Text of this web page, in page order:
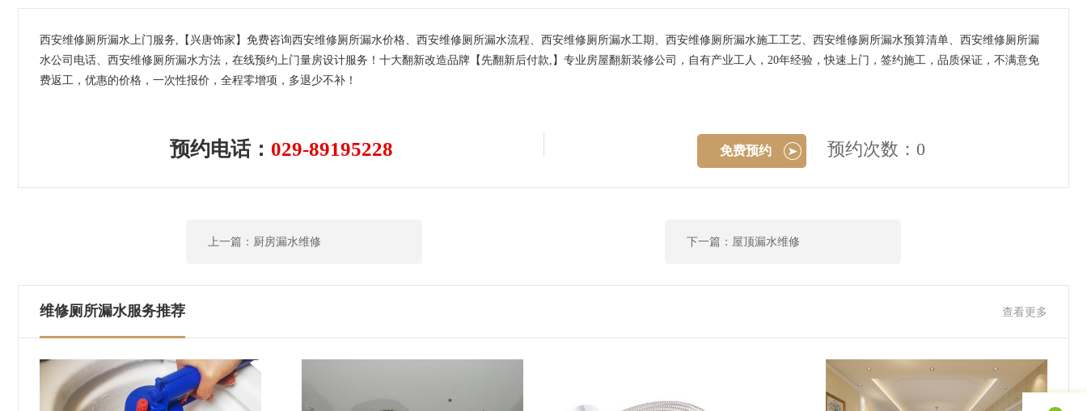
西安维修厕所漏水上门服务,【兴唐饰家】免费咨询西安维修厕所漏水价格、西安维修厕所漏水流程、西安维修厕所漏水工期、西安维修厕所漏水施工工艺、西安维修厕所漏水预算清单、西安维修厕所漏
水公司电话、西安维修厕所漏水方法，在线预约上门量房设计服务！十大翻新改造品牌【先翻新后付款,】专业房屋翻新装修公司，自有产业工人，20年经验，快速上门，签约施工，品质保证，不满意免
费返工，优惠的价格，一次性报价，全程零增项，多退少不补！
预约电话： 029-89195228 免费预约 预约次数：0
上一篇：厨房漏水维修 下一篇：屋顶漏水维修
维修厕所漏水服务推荐 查看更多